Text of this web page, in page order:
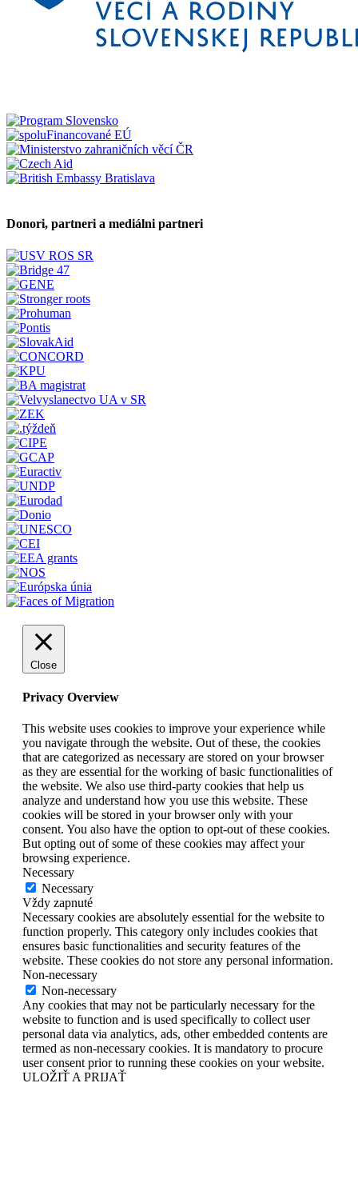
Donori, partneri a mediálni partneri
Close
Privacy Overview
This website uses cookies to improve your experience while
you navigate through the website. Out of these, the cookies
that are categorized as necessary are stored on your browser
as they are essential for the working of basic functionalities of
the website. We also use third-party cookies that help us
analyze and understand how you use this website. These
cookies will be stored in your browser only with your
consent. You also have the option to opt-out of these cookies.
But opting out of some of these cookies may affect your
browsing experience.
Necessary
Necessary
Vždy zapnuté
Necessary cookies are absolutely essential for the website to
function properly. This category only includes cookies that
ensures basic functionalities and security features of the
website. These cookies do not store any personal information.
Non-necessary
Non-necessary
Any cookies that may not be particularly necessary for the
website to function and is used specifically to collect user
personal data via analytics, ads, other embedded contents are
termed as non-necessary cookies. It is mandatory to procure
user consent prior to running these cookies on your website.
ULOŽIŤ A PRIJAŤ